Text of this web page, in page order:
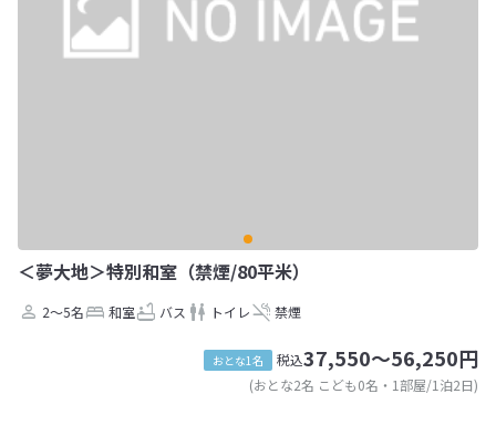
＜夢大地＞特別和室（禁煙/80平米）
2～5名 和室 バス トイレ 禁煙
おとな1名 税込37,550～56,250円
(おとな2名 こども0名・1部屋/1泊2日)